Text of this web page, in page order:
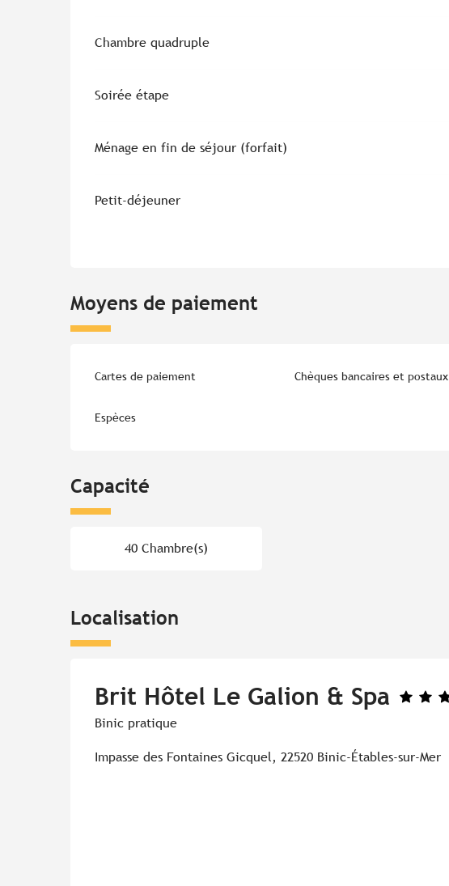
Chambre quadruple
Soirée étape
Ménage en fin de séjour (forfait)
Petit-déjeuner
Moyens de paiement
Cartes de paiement Chèques bancaires et postaux
Espèces
Capacité
40 Chambre(s)
Localisation
Brit Hôtel Le Galion & Spa
Binic pratique
Impasse des Fontaines Gicquel, 22520 Binic-Étables-sur-Mer